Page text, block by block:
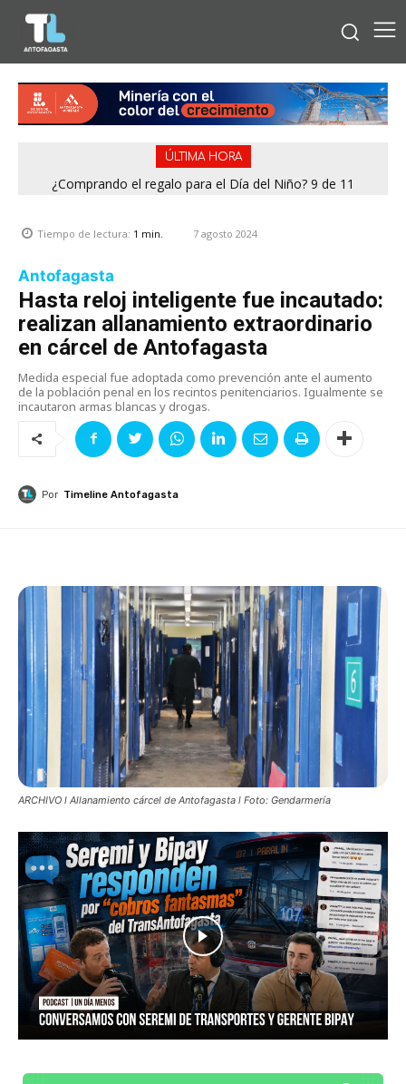
ÚLTIMA HORA
¿Comprando el regalo para el Día del Niño? 9 de 11
Tiempo de lectura: 1 min. 7 agosto 2024
Antofagasta
Hasta reloj inteligente fue incautado:
realizan allanamiento extraordinario
en cárcel de Antofagasta
Medida especial fue adoptada como prevención ante el aumento
de la población penal en los recintos penitenciarios. Igualmente se
incautaron armas blancas y drogas.
Por Timeline Antofagasta
ARCHIVO l Allanamiento cárcel de Antofagasta l Foto: Gendarmería